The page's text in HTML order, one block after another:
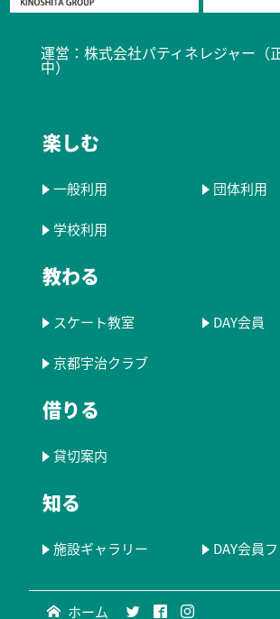
運営： 株式会社パティネレジャー（
中）​
楽しむ
一般利用 団体利用
学校利用
教わる
スケート教室 DAY会員
京都宇治クラブ
借りる
貸切案内
知る
施設ギャラリー DAY会員
ホーム